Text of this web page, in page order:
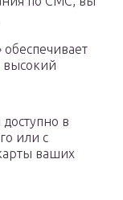
высокий
в
или с
ваших